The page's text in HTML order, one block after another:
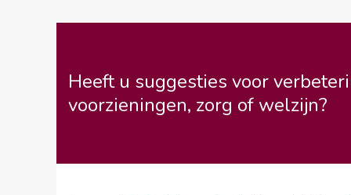
Heeft u suggesties voor
voorzieningen, zorg of welzijn?